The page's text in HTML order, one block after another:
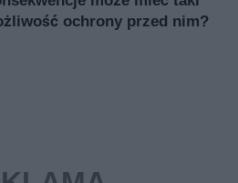
ochrony przed nim?